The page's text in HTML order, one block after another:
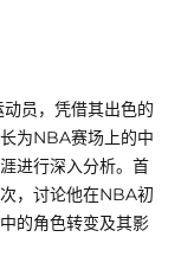
员，凭借其出色的
为NBA赛场上的中
进行深入分析。首
，讨论他在NBA初
的角色转变及其影